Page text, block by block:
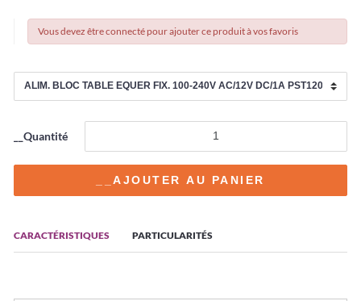
CARACTÉRISTIQUES PARTICULARITÉS
Vous devez être connecté pour ajouter ce produit à vos favoris
__Quantité